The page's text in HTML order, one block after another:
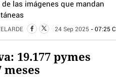
las imágenes que mandan
24 Sep 2025 - 07:25
19.177 pymes